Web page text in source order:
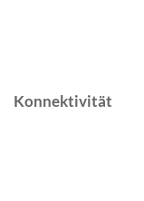
Konnektivität